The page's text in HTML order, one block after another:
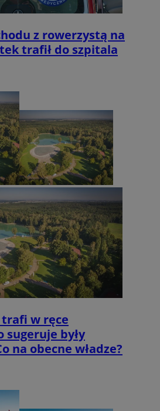
z rowerzystą na
trafił do szpitala
trafi w ręce
sugeruje były
na obecne władze?